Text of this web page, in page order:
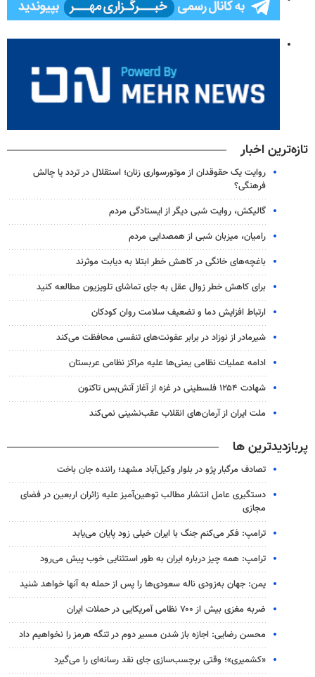
تازه‌ترین اخبار
روایت یک حقوقدان از موتورسواری زنان؛ استقلال در تردد یا چالش
فرهنگی؟
گالیکش، روایت شبی دیگر از ایستادگی مردم
رامیان، میزبان شبی از همصدایی مردم
باغچه‌های خانگی در کاهش خطر ابتلا به دیابت موثرند
برای کاهش خطر زوال عقل به جای تماشای تلویزیون مطالعه کنید
ارتباط افزایش دما و تضعیف سلامت روان کودکان
شیرمادر از نوزاد در برابر عفونت‌های تنفسی محافظت می‌کند
ادامه عملیات نظامی یمنی‌ها علیه مراکز نظامی عربستان
شهادت ۱۲۵۴ فلسطینی در غزه از آغاز آتش‌بس تاکنون
ملت ایران از آرمان‌های انقلاب عقب‌نشینی نمی‌کند
پربازدیدترین ها
تصادف مرگبار پژو در بلوار وکیل‌آباد مشهد؛ راننده جان باخت
دستگیری عامل انتشار مطالب توهین‌آمیز علیه زائران اربعین در فضای
مجازی
ترامپ: فکر می‌کنم جنگ با ایران خیلی زود پایان می‌یابد
ترامپ: همه چیز درباره ایران به طور استثنایی خوب پیش می‌رود
یمن: جهان به‌زودی ناله سعودی‌ها را پس از حمله به آنها خواهد شنید
ضربه مغزی بیش از ۷۰۰ نظامی آمریکایی در حملات ایران
محسن رضایی: اجازه باز شدن مسیر دوم در تنگه هرمز را نخواهیم داد
«کشمیری»؛ وقتی برچسب‌سازی جای نقد رسانه‌ای را می‌گیرد